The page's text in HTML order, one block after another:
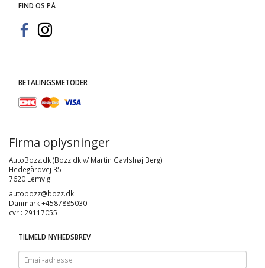
FIND OS PÅ
BETALINGSMETODER
Firma oplysninger
AutoBozz.dk (Bozz.dk v/ Martin Gavlshøj Berg)
Hedegårdvej 35
7620 Lemvig
autobozz@bozz.dk
Danmark +4587885030
cvr : 29117055
TILMELD NYHEDSBREV
Email-
adresse